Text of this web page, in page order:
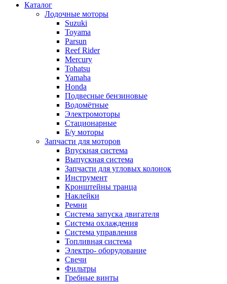
Каталог
Лодочные моторы
Suzuki
Toyama
Parsun
Reef Rider
Mercury
Tohatsu
Yamaha
Honda
Подвесные бензиновые
Водомётные
Электромоторы
Стационарные
Б/у моторы
Запчасти для моторов
Впускная система
Выпускная система
Запчасти для угловых колонок
Инструмент
Кронштейны транца
Наклейки
Ремни
Система запуска двигателя
Система охлаждения
Система управления
Топливная система
Электро- оборудование
Свечи
Фильтры
Гребные винты